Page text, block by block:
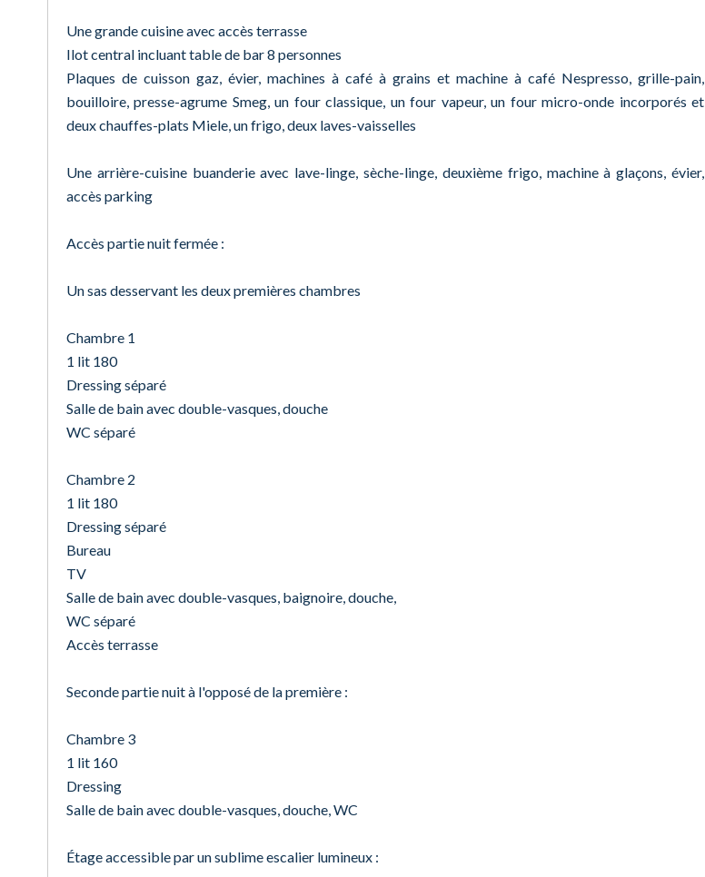
Une grande cuisine avec accès terrasse
Ilot central incluant table de bar 8 personnes
Plaques de cuisson gaz, évier, machines à café à grains et machine à café Nespresso, grille-pain,
bouilloire, presse-agrume Smeg, un four classique, un four vapeur, un four micro-onde incorporés et
deux chauffes-plats Miele, un frigo, deux laves-vaisselles
Une arrière-cuisine buanderie avec lave-linge, sèche-linge, deuxième frigo, machine à glaçons, évier,
accès parking
Accès partie nuit fermée :
Un sas desservant les deux premières chambres
Chambre 1
1 lit 180
Dressing séparé
Salle de bain avec double-vasques, douche
WC séparé
Chambre 2
1 lit 180
Dressing séparé
Bureau
TV
Salle de bain avec double-vasques, baignoire, douche,
WC séparé
Accès terrasse
Seconde partie nuit à l'opposé de la première :
Chambre 3
1 lit 160
Dressing
Salle de bain avec double-vasques, douche, WC
Étage accessible par un sublime escalier lumineux :